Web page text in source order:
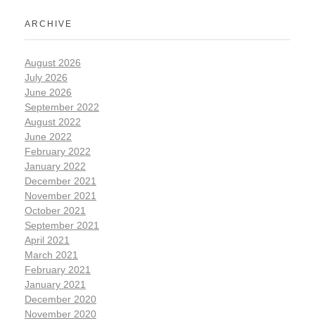
ARCHIVE
August 2026
July 2026
June 2026
September 2022
August 2022
June 2022
February 2022
January 2022
December 2021
November 2021
October 2021
September 2021
April 2021
March 2021
February 2021
January 2021
December 2020
November 2020